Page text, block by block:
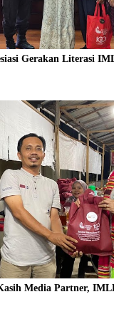
Gerakan Literasi
Media Partner,